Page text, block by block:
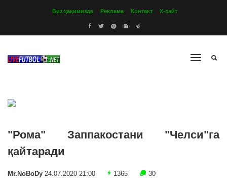
Биз ҳақимизда Реклама Контакт Х-сайт
"Рома" Заппакостани "Челси"га
қайтаради
Mr.NoBoDy 24.07.2020 21:00 1365 30